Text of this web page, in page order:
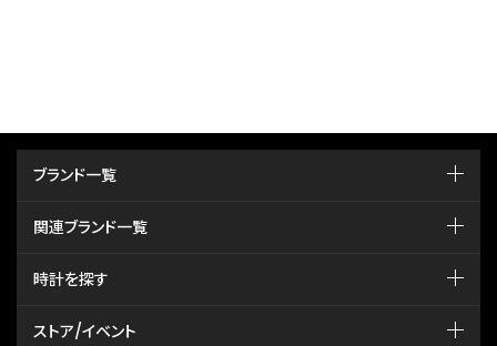
ブランド一覧
関連ブランド一覧
時計を探す
ストア/イベント